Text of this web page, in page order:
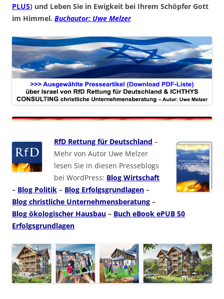
PLUS) und Leben Sie in Ewigkeit bei Ihrem Schöpfer Gott
im Himmel. Buchautor: Uwe Melzer
RfD Rettung für Deutschland –
Mehr von Autor Uwe Melzer
lesen Sie in diesen Presseblogs
bei WordPress: Blog Wirtschaft
– Blog Politik – Blog Erfolgsgrundlagen –
Blog christliche Unternehmensberatung –
Blog ökologischer Hausbau – Buch eBook ePUB 50
Erfolgsgrundlagen